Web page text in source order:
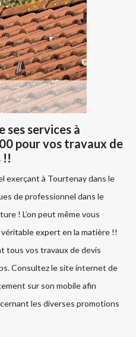
ses services à
pour vos travaux de
!!
exerçant à Tourtenay dans le
de professionnel dans le
! L’on peut même vous
expert en la matière !!
tous vos travaux de devis
Consultez le site internet de
sur son mobile afin
les diverses promotions